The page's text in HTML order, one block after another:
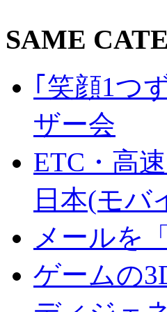
SAME
｢笑顔1つ
ザー会
ETC・高
日本(モバ
メールを
ゲームの